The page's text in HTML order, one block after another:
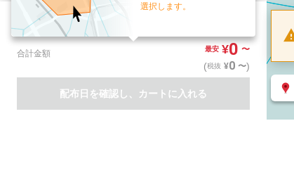
選択します。
配布部数
お手元送付
合計金額 最安 ¥0 〜
(税抜 ¥0 〜)
配布日を確認し、カートに入れる